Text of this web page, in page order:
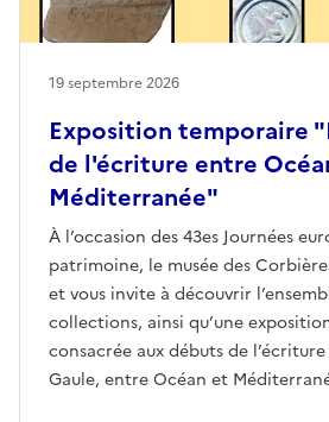
Exposition temporaire
de l'écriture entre
Méditerranée"
À l’occasion des 43es Journées
patrimoine, le musée des
et vous invite à découvrir
collections, ainsi qu’une
consacrée aux débuts de
Gaule, entre Océan et
19 septembre 2026